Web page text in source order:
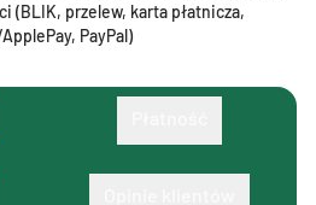
(BLIK, przelew, karta płatnicza,
PayPal)